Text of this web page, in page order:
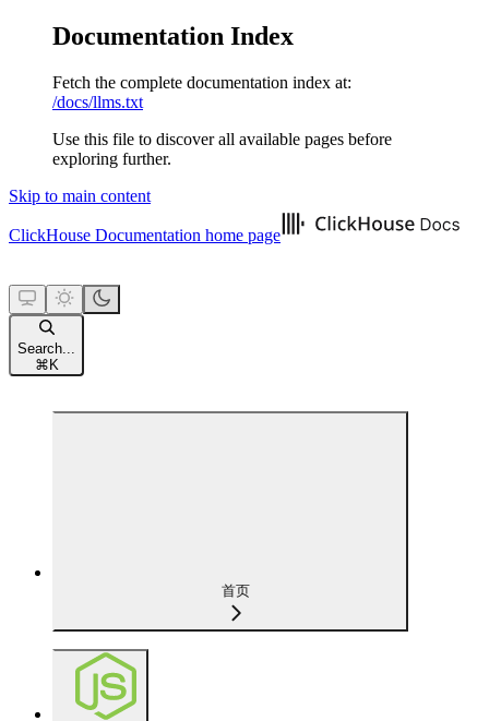
Documentation Index
Fetch the complete documentation index at:
/docs/llms.txt
Use this file to discover all available pages before
exploring further.
Skip to main content
ClickHouse Documentation home page
Search...
⌘ K
首页